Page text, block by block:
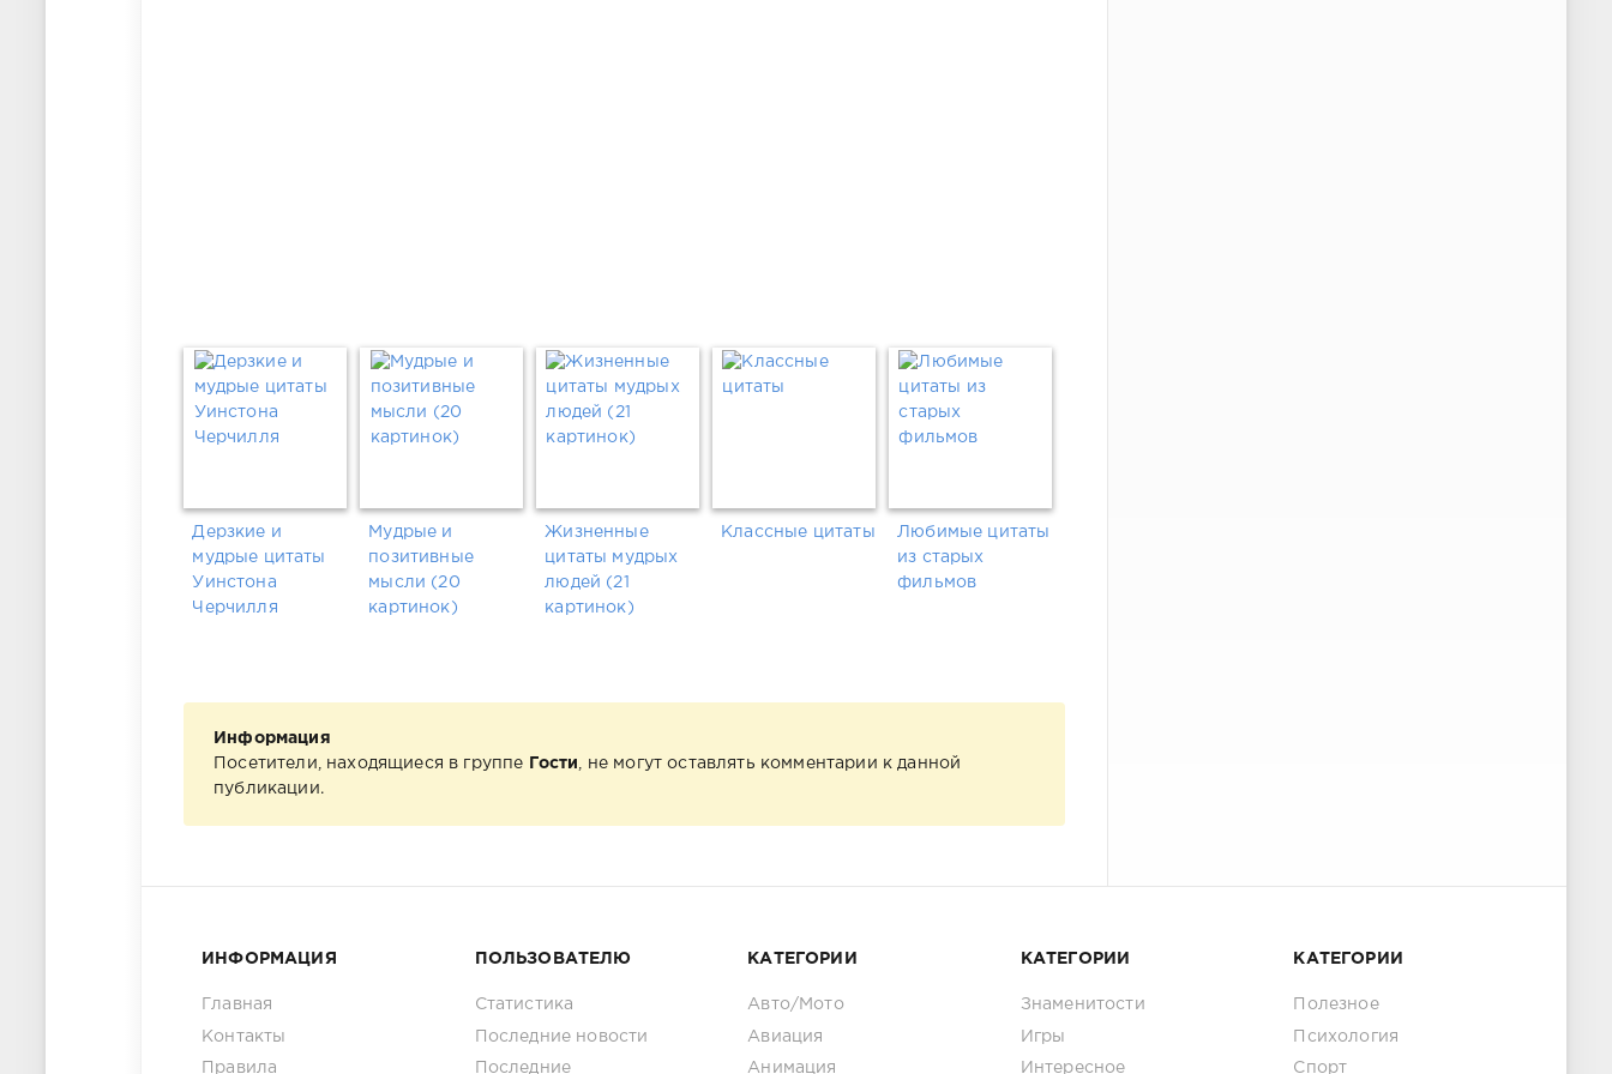
Дерзкие и
мудрые цитаты
Уинстона
Черчилля
Мудрые и
позитивные
мысли (20
картинок)
Жизненные
цитаты мудрых
людей (21
картинок)
Классные цитаты
Любимые цитаты
из старых
фильмов
Информация
Посетители, находящиеся в группе
Гости
, не могут оставлять комментарии к данной
публикации.
ИНФОРМАЦИЯ
Главная
Контакты
Правила
ПОЛЬЗОВАТЕЛЮ
Статистика
Последние новости
Последние
КАТЕГОРИИ
Авто/Мото
Авиация
Анимация
КАТЕГОРИИ
Знаменитости
Игры
Интересное
КАТЕГОРИИ
Полезное
Психология
Спорт